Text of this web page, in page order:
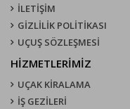
İLETİŞİM
GİZLİLİK POLİTİKASI
UÇUŞ SÖZLEŞMESI
HİZMETLERİMİZ
UÇAK KIRALAMA
İŞ GEZİLERİ